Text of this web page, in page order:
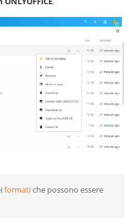
formatiche possono essere